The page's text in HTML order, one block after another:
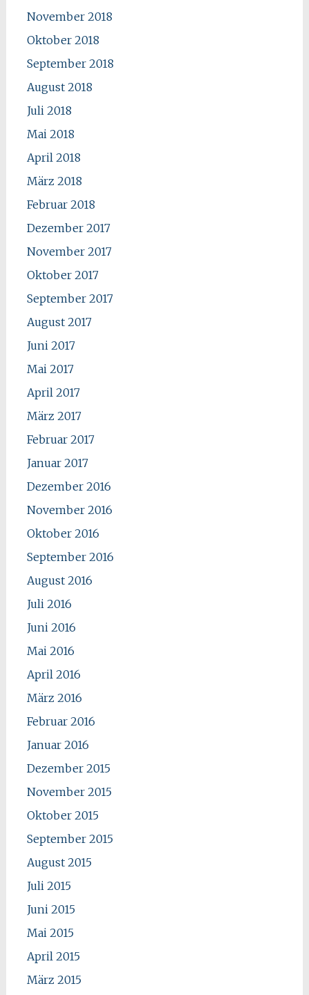
November 2018
Oktober 2018
September 2018
August 2018
Juli 2018
Mai 2018
April 2018
März 2018
Februar 2018
Dezember 2017
November 2017
Oktober 2017
September 2017
August 2017
Juni 2017
Mai 2017
April 2017
März 2017
Februar 2017
Januar 2017
Dezember 2016
November 2016
Oktober 2016
September 2016
August 2016
Juli 2016
Juni 2016
Mai 2016
April 2016
März 2016
Februar 2016
Januar 2016
Dezember 2015
November 2015
Oktober 2015
September 2015
August 2015
Juli 2015
Juni 2015
Mai 2015
April 2015
März 2015